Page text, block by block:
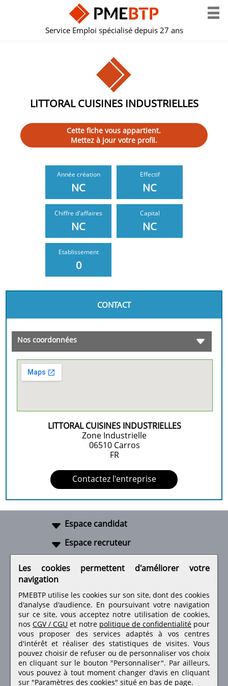
Service Emploi spécialisé depuis 27 ans
LITTORAL CUISINES INDUSTRIELLES
Cette fiche vous appartient.
Mettez à jour votre profil.
Année création
NC
Effectif
NC
Chiffre d'affaires
NC
Capital
NC
Etablissement
0
CONTACT
Nos coordonnées
LITTORAL CUISINES INDUSTRIELLES
Zone Industrielle
06510 Carros
FR
Contactez l'entreprise
Espace candidat
Espace recruteur
Retrouvez-nous sur les réseaux sociaux
Les cookies permettent d'améliorer votre
navigation
PMEBTP utilise les cookies sur son site, dont des cookies
d'analyse d'audience. En poursuivant votre navigation
sur ce site, vous acceptez notre utilisation de cookies,
nos CGV / CGU et notre politique de confidentialité pour
vous proposer des services adaptés à vos centres
d'intérêt et réaliser des statistiques de visites.Vous
pouvez choisir de refuser ou de personnaliser vos choix
en cliquant sur le bouton "Personnaliser". Par ailleurs,
vous pouvez à tout moment changer d'avis en cliquant
sur "Paramètres des cookies" situé en bas de page.